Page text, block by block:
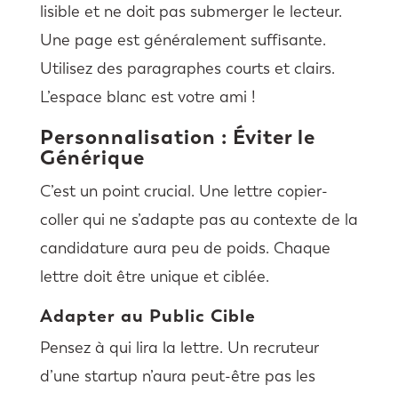
lisible et ne doit pas submerger le lecteur.
Une page est généralement suffisante.
Utilisez des paragraphes courts et clairs.
L’espace blanc est votre ami !
Personnalisation : Éviter le
Générique
C’est un point crucial. Une lettre copier-
coller qui ne s’adapte pas au contexte de la
candidature aura peu de poids. Chaque
lettre doit être unique et ciblée.
Adapter au Public Cible
Pensez à qui lira la lettre. Un recruteur
d’une startup n’aura peut-être pas les